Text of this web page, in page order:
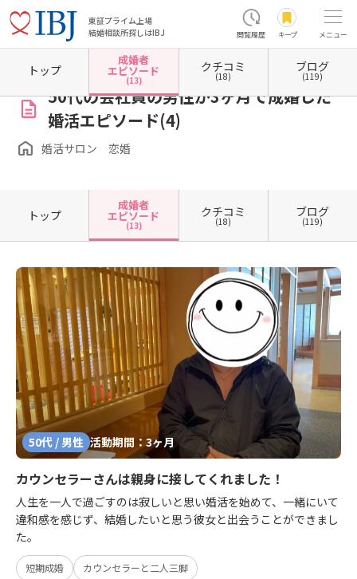
東証プライム上場
結婚相談所探しはIBJ
閲覧履歴 キープ メニュー
ホーム 栃木県の結婚相談所 栃木県宇都宮市 婚活サロン 恋婚 成婚者エピソード一覧
50代の会社員の男性が3ヶ月で成婚した
婚活エピソード(4)
婚活サロン 恋婚
トップ
成婚者
エピソード
(13)
クチコミ
(18)
ブログ
(119)
トップ
成婚者
エピソード
(13)
クチコミ
(18)
ブログ
(119)
50代 / 男性 活動期間：3ヶ月
カウンセラーさんは親身に接してくれました！
人生を一人で過ごすのは寂しいと思い婚活を始めて、一緒にいて
違和感を感じず、結婚したいと思う彼女と出会うことができまし
た。
短期成婚 カウンセラーと二人三脚